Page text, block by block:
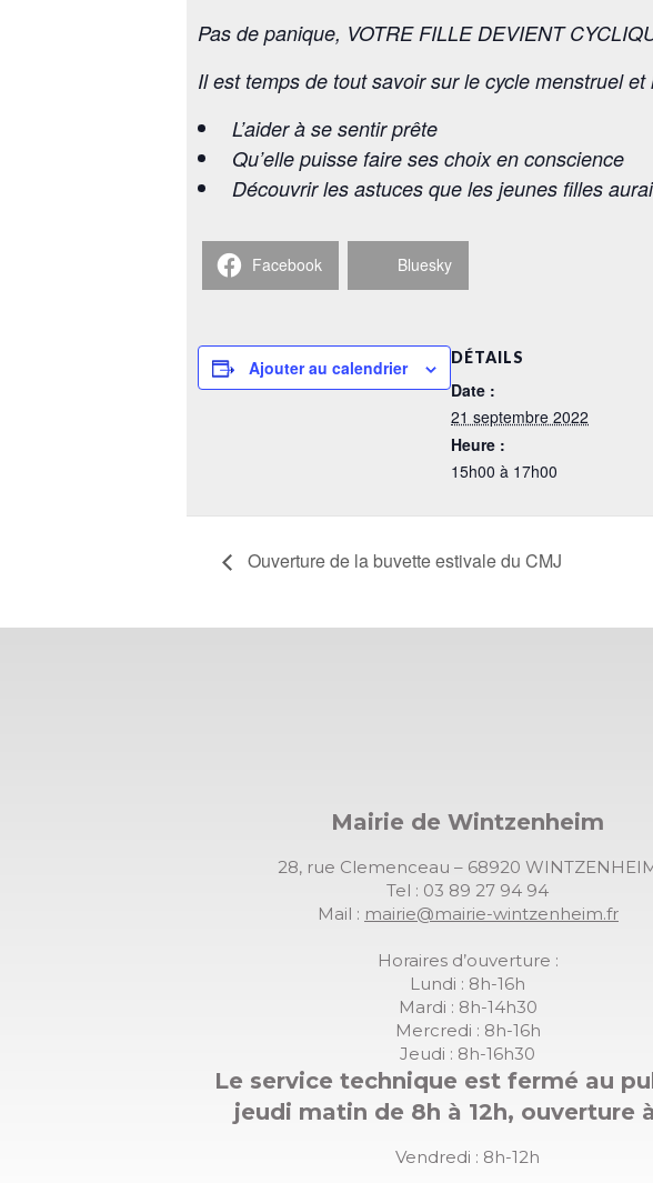
Pas de panique, VOTRE FILLE DEVIENT
Il est temps de tout savoir sur le cycle menstruel
L’aider à se sentir prête
Qu’elle puisse faire ses choix en conscience
Découvrir les astuces que les jeunes filles
Facebook Bluesky
Ajouter au calendrier DÉTAILS
Date :
21 septembre 2022
Heure :
15h00 à 17h00
Ouverture de la buvette estivale du CMJ
Mairie de Wintzenheim
28, rue Clemenceau – 68920
Tel : 03 89 27 94 94
Mail : mairie@mairie-wintzenheim.fr
Horaires d’ouverture :
Lundi : 8h-16h
Mardi : 8h-14h30
Mercredi : 8h-16h
Jeudi : 8h-16h30
Le service technique est fermé au
jeudi matin de 8h à 12h, ouverture
Vendredi : 8h-12h